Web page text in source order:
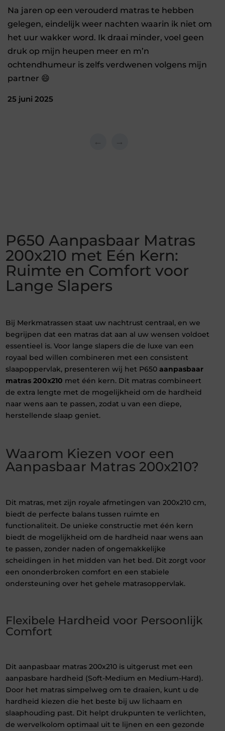
Na jaren op een verouderd matras te hebben
gelegen, eindelijk weer nachten waarin ik niet om
het uur wakker word. Ik draai minder, voel geen
druk op mijn heupen meer en m’n
ochtendhumeur is zelfs verdwenen volgens mijn
partner 😄
25 juni 2025
← →
P650 Aanpasbaar Matras
200x210 met Eén Kern:
Ruimte en Comfort voor
Lange Slapers
Bij Merkmatrassen staat uw nachtrust centraal, en we
begrijpen dat een matras dat aan al uw wensen voldoet
essentieel is. Voor lange slapers die de luxe van een
royaal bed willen combineren met een consistent
slaapoppervlak, presenteren wij het P650 aanpasbaar
matras 200x210 met één kern. Dit matras combineert
de extra lengte met de mogelijkheid om de hardheid
naar wens aan te passen, zodat u van een diepe,
herstellende slaap geniet.
Waarom Kiezen voor een
Aanpasbaar Matras 200x210?
Dit matras, met zijn royale afmetingen van 200x210 cm,
biedt de perfecte balans tussen ruimte en
functionaliteit. De unieke constructie met één kern
biedt de mogelijkheid om de hardheid naar wens aan
te passen, zonder naden of ongemakkelijke
scheidingen in het midden van het bed. Dit zorgt voor
een ononderbroken comfort en een stabiele
ondersteuning over het gehele matrasoppervlak.
Flexibele Hardheid voor Persoonlijk
Comfort
Dit aanpasbaar matras 200x210 is uitgerust met een
aanpasbare hardheid (Soft-Medium en Medium-Hard).
Door het matras simpelweg om te draaien, kunt u de
hardheid kiezen die het beste bij uw lichaam en
slaaphouding past. Dit helpt drukpunten te verlichten,
de wervelkolom optimaal uit te lijnen en een gezonde